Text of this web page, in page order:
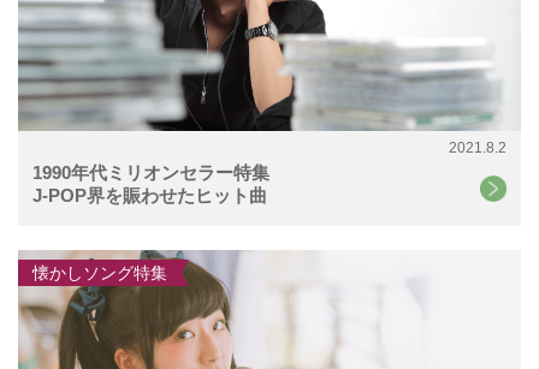
2021.8.2
1990年代ミリオンセラー特集
J-POP界を賑わせたヒット曲
懐かしソング特集